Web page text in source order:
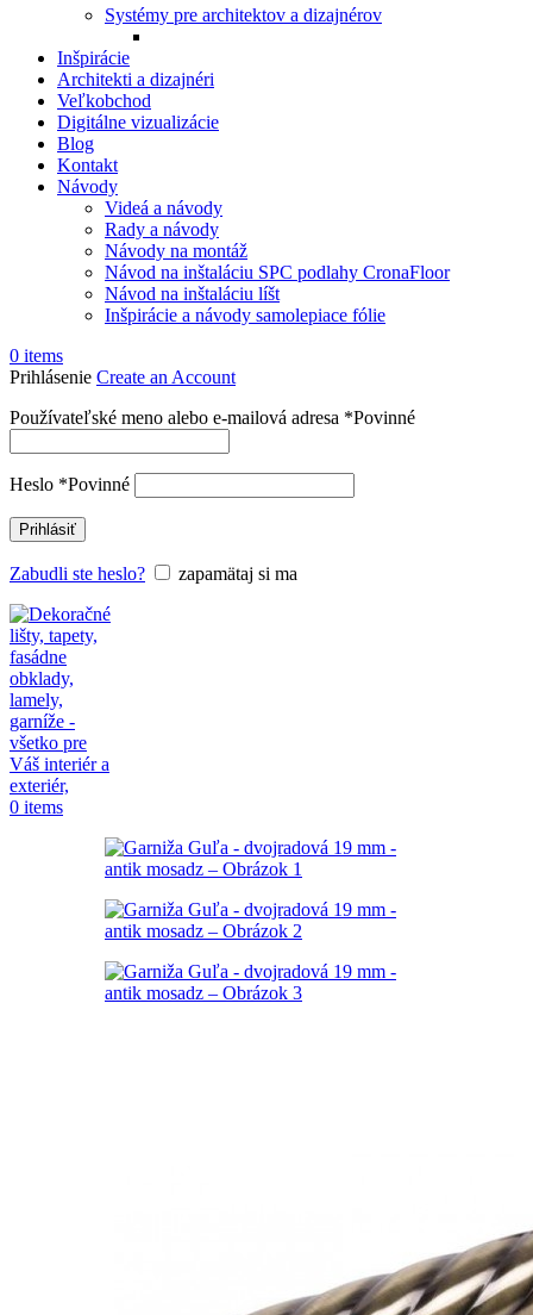
Systémy pre architektov a dizajnérov
Inšpirácie
Architekti a dizajnéri
Veľkobchod
Digitálne vizualizácie
Blog
Kontakt
Návody
Videá a návody
Rady a návody
Návody na montáž
Návod na inštaláciu SPC podlahy CronaFloor
Návod na inštaláciu líšt
Inšpirácie a návody samolepiace fólie
0 items
Prihlásenie Create an Account
Používateľské meno alebo e-mailová adresa *Povinné
Heslo *Povinné
Prihlásiť
Zabudli ste heslo? zapamätaj si ma
0 items